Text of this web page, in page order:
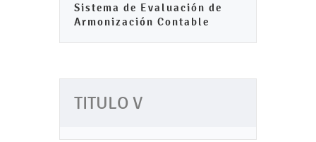
Sistema de Evaluación de
Armonización Contable
TITULO V